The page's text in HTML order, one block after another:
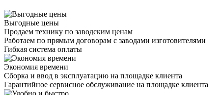
Выгодные цены
Продаем технику по заводским ценам
Работаем по прямым договорам с заводами изготовителями
Гибкая система оплаты
Экономия времени
Сборка и ввод в эксплуатацию на площадке клиента
Гарантийное сервисное обслуживание на площадке клиента